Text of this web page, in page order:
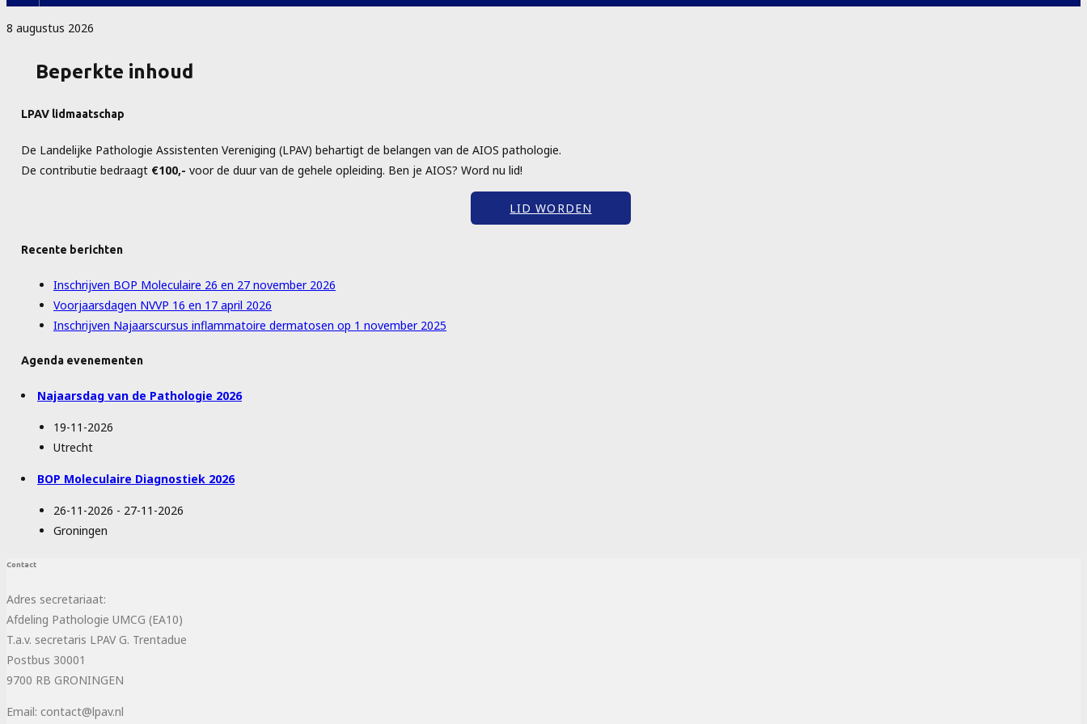
8 augustus 2026
Beperkte inhoud
LPAV lidmaatschap
De Landelijke Pathologie Assistenten Vereniging (LPAV) behartigt de belangen van de AIOS pathologie.
De contributie bedraagt €100,- voor de duur van de gehele opleiding. Ben je AIOS? Word nu lid!
LID WORDEN
Recente berichten
Inschrijven BOP Moleculaire 26 en 27 november 2026
Voorjaarsdagen NVVP 16 en 17 april 2026
Inschrijven Najaarscursus inflammatoire dermatosen op 1 november 2025
Agenda evenementen
Najaarsdag van de Pathologie 2026
19-11-2026
Utrecht
BOP Moleculaire Diagnostiek 2026
26-11-2026 - 27-11-2026
Groningen
Contact
Adres secretariaat:
Afdeling Pathologie UMCG (EA10)
T.a.v. secretaris LPAV G. Trentadue
Postbus 30001
9700 RB GRONINGEN
Email: contact@lpav.nl